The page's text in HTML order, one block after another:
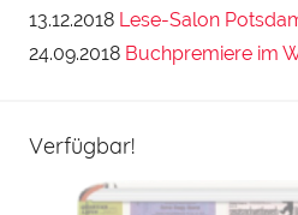
13.12.2018 Lese-Salon
24.09.2018 Buchpremiere im
Verfügbar!